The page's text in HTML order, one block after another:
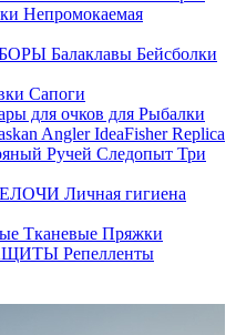
Непромокаемая
Балаклавы Бейсболки
Сапоги
для очков для Рыбалки
AnglerIdeaFisherReplica
Ручей Следопыт Три
Личная гигиена
Тканевые Пряжки
Репелленты